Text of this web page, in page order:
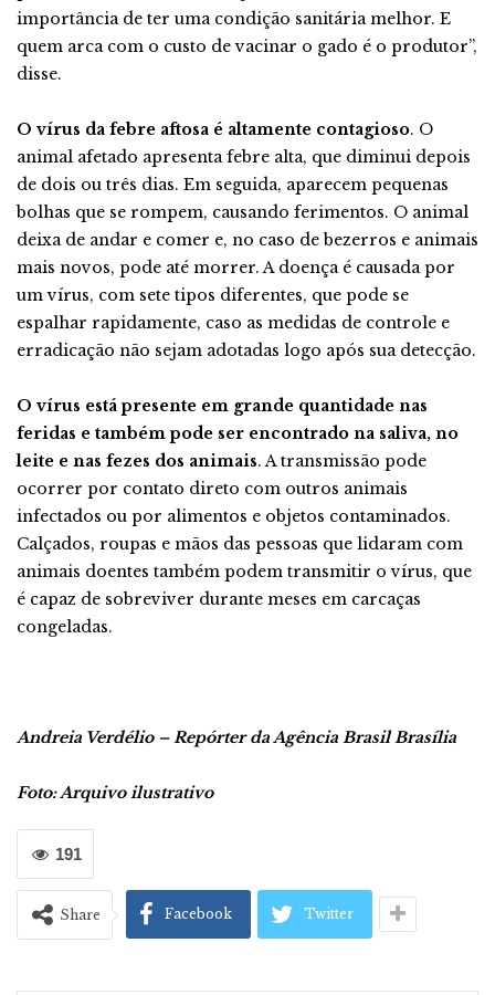
importância de ter uma condição sanitária melhor. E
quem arca com o custo de vacinar o gado é o produtor”,
disse.
O vírus da febre aftosa é altamente contagioso. O
animal afetado apresenta febre alta, que diminui depois
de dois ou três dias. Em seguida, aparecem pequenas
bolhas que se rompem, causando ferimentos. O animal
deixa de andar e comer e, no caso de bezerros e animais
mais novos, pode até morrer. A doença é causada por
um vírus, com sete tipos diferentes, que pode se
espalhar rapidamente, caso as medidas de controle e
erradicação não sejam adotadas logo após sua detecção.
O vírus está presente em grande quantidade nas
feridas e também pode ser encontrado na saliva, no
leite e nas fezes dos animais. A transmissão pode
ocorrer por contato direto com outros animais
infectados ou por alimentos e objetos contaminados.
Calçados, roupas e mãos das pessoas que lidaram com
animais doentes também podem transmitir o vírus, que
é capaz de sobreviver durante meses em carcaças
congeladas.
Andreia Verdélio – Repórter da Agência BrasilBrasília
Foto: Arquivo ilustrativo
191
Share Facebook Twitter